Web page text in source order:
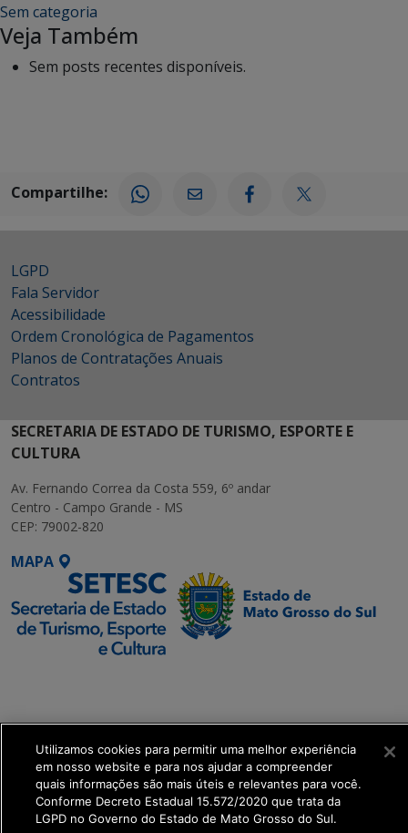
Sem categoria
Veja Também
Sem posts recentes disponíveis.
Compartilhe:
LGPD
Fala Servidor
Acessibilidade
Ordem Cronológica de Pagamentos
Planos de Contratações Anuais
Contratos
SECRETARIA DE ESTADO DE TURISMO, ESPORTE E
CULTURA
Av. Fernando Correa da Costa 559, 6º andar
Centro - Campo Grande - MS
CEP: 79002-820
MAPA
Transformação Digital
get_footer();
Utilizamos cookies para permitir uma melhor experiência
em nosso website e para nos ajudar a compreender
quais informações são mais úteis e relevantes para você.
Conforme Decreto Estadual 15.572/2020 que trata da
LGPD no Governo do Estado de Mato Grosso do Sul.